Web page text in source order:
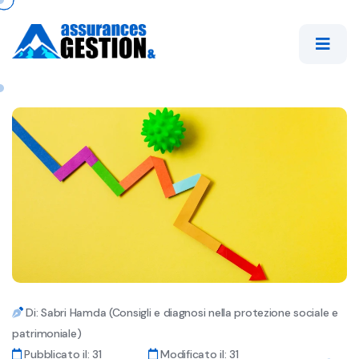
Di: Sabri Hamda (Consigli e diagnosi nella protezione sociale e
patrimoniale)
Pubblicato il: 31
Modificato il: 31